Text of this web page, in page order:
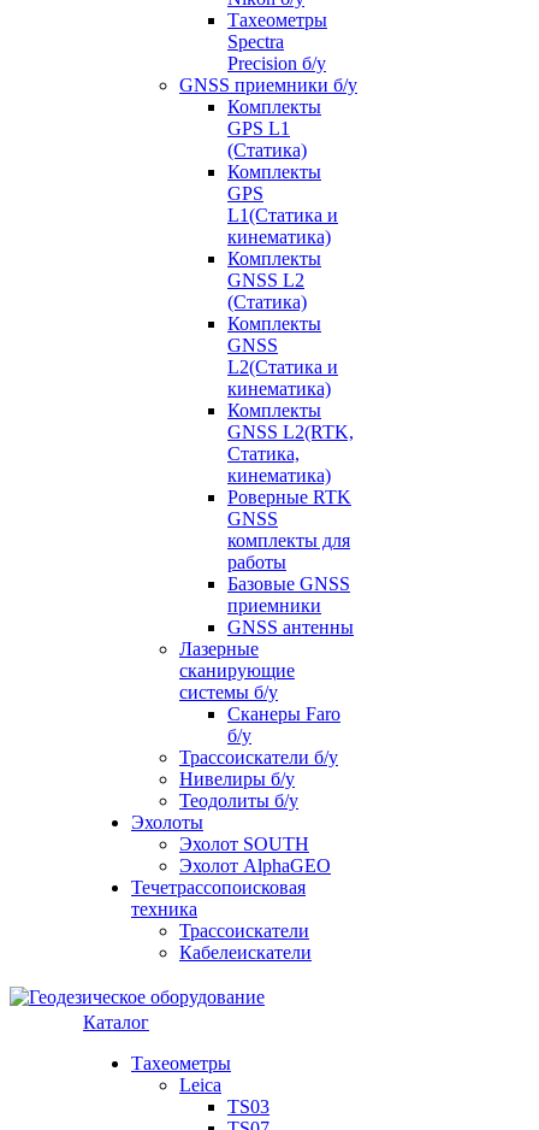
Тахеометры
Spectra
Precision б/у
GNSS приемники б/у
Комплекты
GPS L1
(Статика)
Комплекты
GPS
L1(Статика и
кинематика)
Комплекты
GNSS L2
(Статика)
Комплекты
GNSS
L2(Статика и
кинематика)
Комплекты
GNSS L2(RTK,
Статика,
кинематика)
Роверные RTK
GNSS
комплекты для
работы
Базовые GNSS
приемники
GNSS антенны
Лазерные
сканирующие
системы б/у
Сканеры Faro
б/у
Трассоискатели б/у
Нивелиры б/у
Теодолиты б/у
Эхолоты
Эхолот SOUTH
Эхолот AlphaGEO
Течетрассопоисковая
техника
Трассоискатели
Кабелеискатели
Каталог
Тахеометры
Leica
TS03